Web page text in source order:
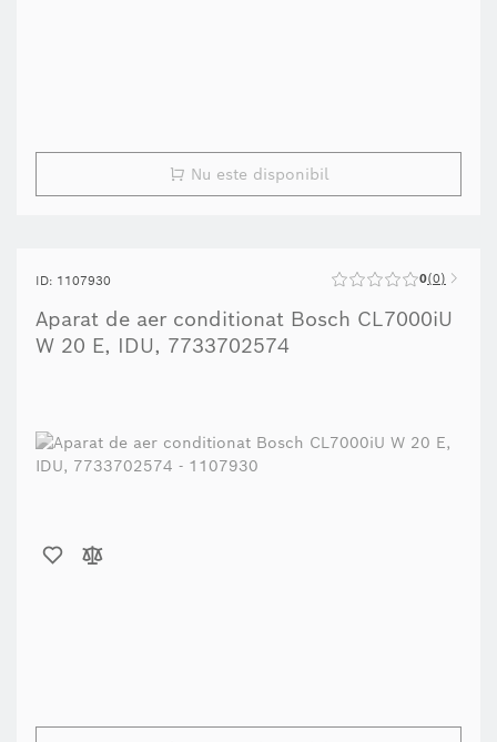
Nu este disponibil
ID: 1107930 0 0
Aparat de aer conditionat Bosch CL7000iU
W 20 E, IDU, 7733702574